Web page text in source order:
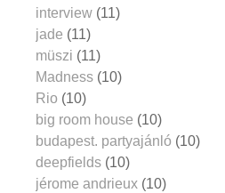
interview (11)
jade (11)
müszi (11)
Madness (10)
Rio (10)
big room house (10)
budapest. partyajánló (10)
deepfields (10)
jérome andrieux (10)